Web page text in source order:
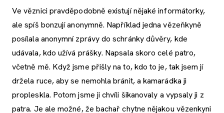
Ve věznici pravděpodobně existují nějaké informátorky,
ale spíš bonzují anonymně. Například jedna vězeňkyně
posílala anonymní zprávy do schránky důvěry, kde
udávala, kdo užívá prášky. Napsala skoro celé patro,
včetně mě. Když jsme přišly na to, kdo to je, tak jsem jí
držela ruce, aby se nemohla bránit, a kamarádka ji
propleskla. Potom jsme ji chvíli šikanovaly a vypsaly ji z
patra. Je ale možné, že bachař chytne nějakou vězenkyni